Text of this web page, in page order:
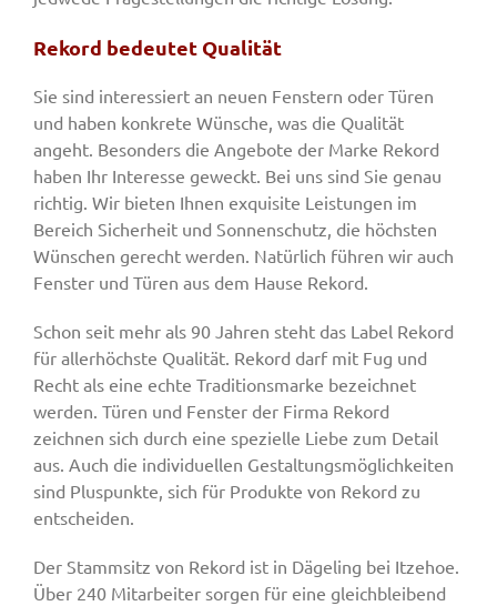
Rekord bedeutet Qualität
Sie sind interessiert an neuen Fenstern oder Türen
und haben konkrete Wünsche, was die Qualität
angeht. Besonders die Angebote der Marke Rekord
haben Ihr Interesse geweckt. Bei uns sind Sie genau
richtig. Wir bieten Ihnen exquisite Leistungen im
Bereich Sicherheit und Sonnenschutz, die höchsten
Wünschen gerecht werden. Natürlich führen wir auch
Fenster und Türen aus dem Hause Rekord.
Schon seit mehr als 90 Jahren steht das Label Rekord
für allerhöchste Qualität. Rekord darf mit Fug und
Recht als eine echte Traditionsmarke bezeichnet
werden. Türen und Fenster der Firma Rekord
zeichnen sich durch eine spezielle Liebe zum Detail
aus. Auch die individuellen Gestaltungsmöglichkeiten
sind Pluspunkte, sich für Produkte von Rekord zu
entscheiden.
Der Stammsitz von Rekord ist in Dägeling bei Itzehoe.
Über 240 Mitarbeiter sorgen für eine gleichbleibend